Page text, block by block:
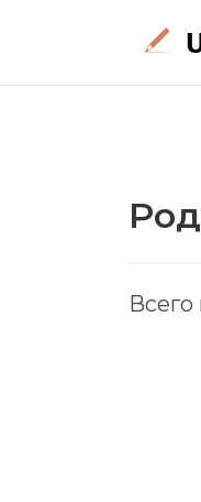
Всего